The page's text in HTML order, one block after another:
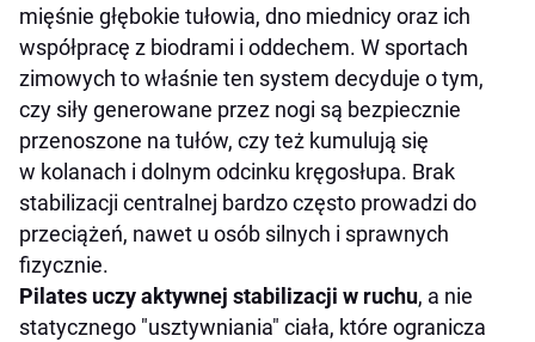
mięśnie głębokie tułowia, dno miednicy oraz ich
współpracę z biodrami i oddechem. W sportach
zimowych to właśnie ten system decyduje o tym,
czy siły generowane przez nogi są bezpiecznie
przenoszone na tułów, czy też kumulują się
w kolanach i dolnym odcinku kręgosłupa. Brak
stabilizacji centralnej bardzo często prowadzi do
przeciążeń, nawet u osób silnych i sprawnych
fizycznie.
Pilates uczy aktywnej stabilizacji w ruchu, a nie
statycznego "usztywniania" ciała, które ogranicza